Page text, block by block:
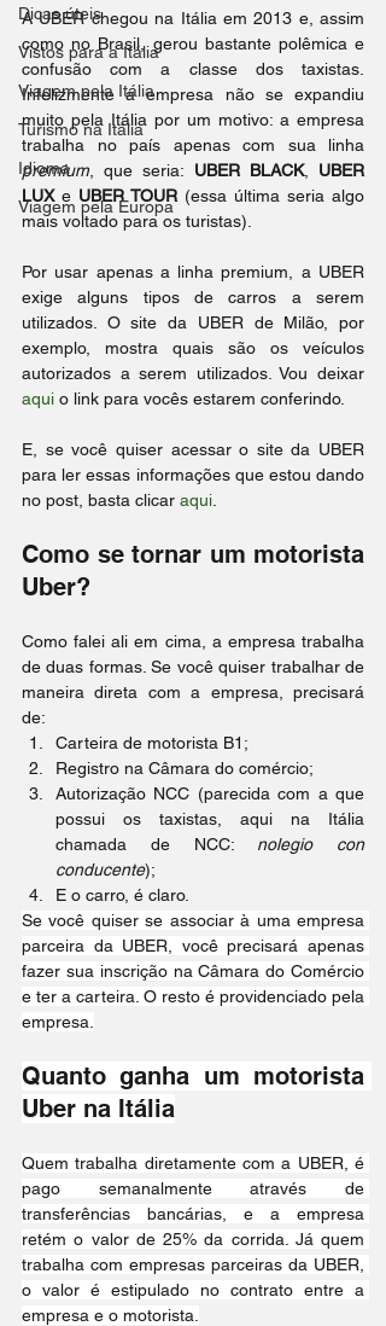
Dicas úteis
Vistos para a Itália
Viagem pela Itália
Turismo na Itália
Idioma
Viagem pela Europa
A UBER chegou na Itália em 2013 e, assim
como no Brasil, gerou bastante polêmica e
confusão com a classe dos taxistas.
Infelizmente a empresa não se expandiu
muito pela Itália por um motivo: a empresa
premium , que seria: UBER BLACK, UBER
LUX e UBER TOUR (essa última seria algo
mais voltado para os turistas).
Por usar apenas a linha premium, a UBER
exige alguns tipos de carros a serem
utilizados. O site da UBER de Milão, por
exemplo, mostra quais são os veículos
aqui o link para vocês estarem conferindo.
E, se você quiser acessar o site da UBER
para ler essas informações que estou dando
no post, basta clicar aqui
Como se tornar um motorista
Uber?
Como falei ali em cima, a empresa trabalha
de duas formas. Se você quiser trabalhar de
maneira direta com a empresa, precisará
de:
Carteira de motorista B1;
Registro na Câmara do comércio;
Autorização NCC (parecida com a que
possui os taxistas, aqui na Itália
chamada de NCC: nolegio con
conducente);
E o carro, é claro.
Se você quiser se associar à uma empresa
parceira da UBER, você precisará apenas
fazer sua inscrição na Câmara do Comércio
e ter a carteira. O resto é providenciado pela
empresa.
Quanto ganha um motorista
Uber na Itália
Quem trabalha diretamente com a UBER, é
pago semanalmente através de
transferências bancárias, e a empresa
retém o valor de 25% da corrida. Já quem
trabalha com empresas parceiras da UBER,
o valor é estipulado no contrato entre a
empresa e o motorista.